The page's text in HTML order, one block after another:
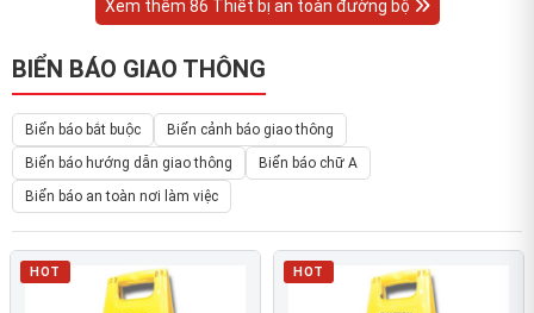
Xem thêm 86 Thiết bị an toàn đường bộ
BIỂN BÁO GIAO THÔNG
Biển báo bắt buộc
Biển cảnh báo giao thông
Biển báo hướng dẫn giao thông
Biển báo chữ A
Biển báo an toàn nơi làm việc
HOT HOT